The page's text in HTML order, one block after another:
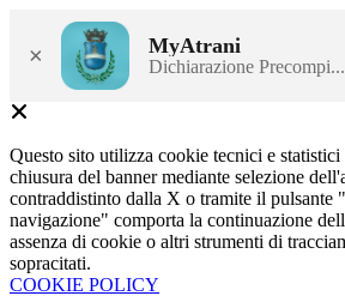
× MyAtrani
Dichiarazione Precompi...
Questo sito utilizza cookie tecnici e
chiusura del banner mediante selezione
contraddistinto dalla X o tramite il pulsante
navigazione" comporta la continuazione
assenza di cookie o altri strumenti di
sopracitati.
COOKIE POLICY